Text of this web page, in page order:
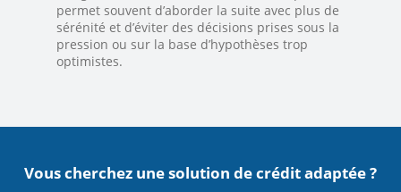
permet souvent d’aborder la suite avec plus de
sérénité et d’éviter des décisions prises sous la
pression ou sur la base d’hypothèses trop
optimistes.
Vous cherchez une solution de crédit adaptée ?